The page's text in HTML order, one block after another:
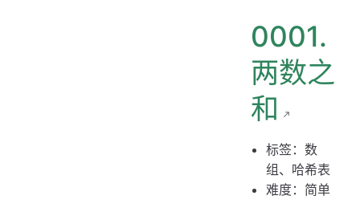
解题思路
思路 1：枚举算法
思路 1：代码
思路 1：复杂度分析
思路 2：代码
思路 2：复杂度分析
0001.
两数之
和
标签：数
组、哈希表
难度：简单